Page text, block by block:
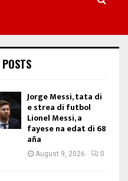
Jorge Messi, tata di
e strea di futbol
Lionel Messi, a
fayese na edat di 68
aña
August 9, 2026 0